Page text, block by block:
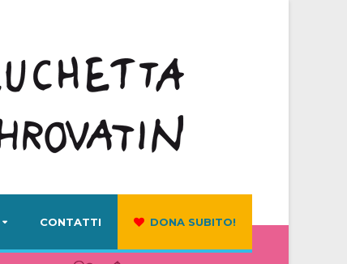
CONTATTI DONA SUBITO!